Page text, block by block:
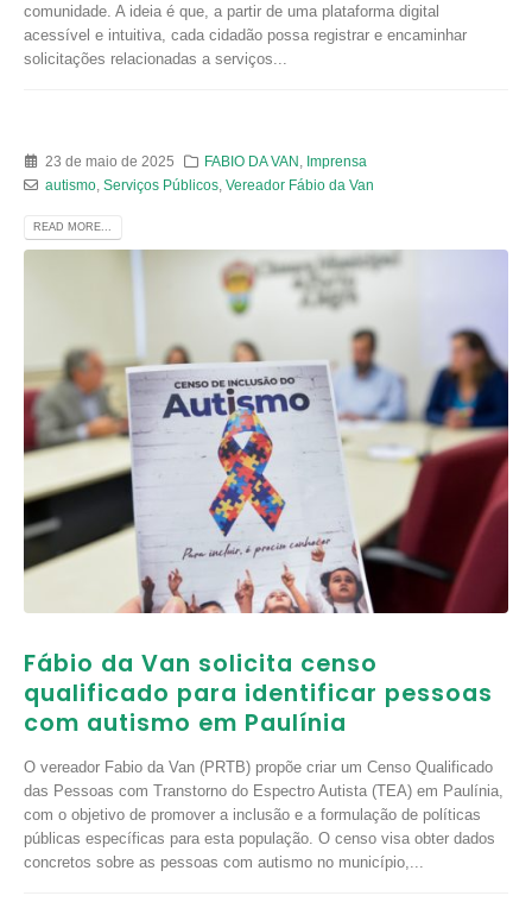
comunidade. A ideia é que, a partir de uma plataforma digital
acessível e intuitiva, cada cidadão possa registrar e encaminhar
solicitações relacionadas a serviços...
23 de maio de 2025 FABIO DA VAN
Imprensa
autismo, Serviços Públicos, Vereador Fábio da Van
READ MORE...
Fábio da Van solicita censo
qualificado para identificar pessoas
com autismo em Paulínia
O vereador Fabio da Van (PRTB) propõe criar um Censo Qualificado
das Pessoas com Transtorno do Espectro Autista (TEA) em Paulínia,
com o objetivo de promover a inclusão e a formulação de políticas
públicas específicas para esta população. O censo visa obter dados
concretos sobre as pessoas com autismo no município,...